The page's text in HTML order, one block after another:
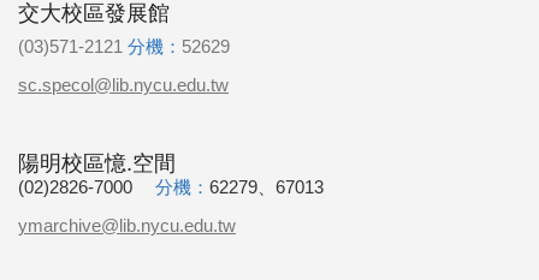
交大校區發展館
(03)571-2121 分機： 52629
sc.specol@lib.nycu.edu.tw
陽明校區憶.空間
(02)2826-7000 分機： 62279、67013
ymarchive@lib.nycu.edu.tw